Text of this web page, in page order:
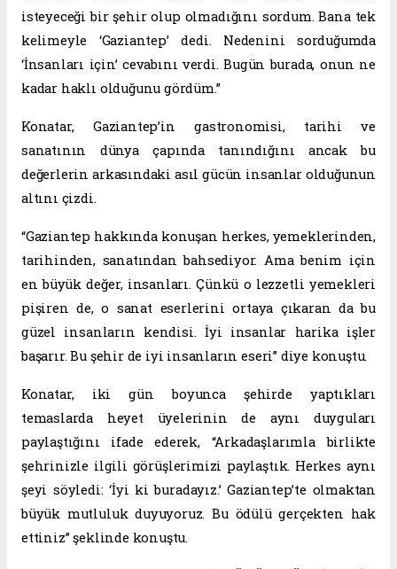
isteyeceği bir şehir olup olmadığını sordum. Bana tek
kelimeyle ‘Gaziantep’ dedi. Nedenini sorduğumda
‘İnsanları için’ cevabını verdi. Bugün burada, onun ne
kadar haklı olduğunu gördüm.”
Konatar, Gaziantep’in gastronomisi, tarihi ve
sanatının dünya çapında tanındığını ancak bu
değerlerin arkasındaki asıl gücün insanlar olduğunun
altını çizdi.
“Gaziantep hakkında konuşan herkes, yemeklerinden,
tarihinden, sanatından bahsediyor. Ama benim için
en büyük değer, insanları. Çünkü o lezzetli yemekleri
pişiren de, o sanat eserlerini ortaya çıkaran da bu
güzel insanların kendisi. İyi insanlar harika işler
başarır. Bu şehir de iyi insanların eseri” diye konuştu.
Konatar, iki gün boyunca şehirde yaptıkları
temaslarda heyet üyelerinin de aynı duyguları
paylaştığını ifade ederek, “Arkadaşlarımla birlikte
şehrinizle ilgili görüşlerimizi paylaştık. Herkes aynı
şeyi söyledi: ‘İyi ki buradayız.’ Gaziantep’te olmaktan
büyük mutluluk duyuyoruz. Bu ödülü gerçekten hak
ettiniz” şeklinde konuştu.